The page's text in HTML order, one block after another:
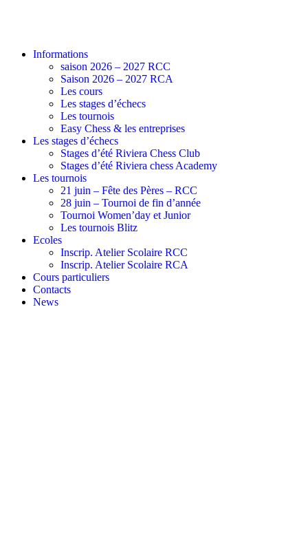
Informations
saison 2026 – 2027 RCC
Saison 2026 – 2027 RCA
Les cours
Les stages d’échecs
Les tournois
Easy Chess & les entreprises
Les stages d’échecs
Stages d’été Riviera Chess Club
Stages d’été Riviera chess Academy
Les tournois
21 juin – Fête des Pères – RCC
28 juin – Tournoi de fin d’année
Tournoi Women’day et Junior
Les tournois Blitz
Ecoles
Inscrip. Atelier Scolaire RCC
Inscrip. Atelier Scolaire RCA
Cours particuliers
Contacts
News